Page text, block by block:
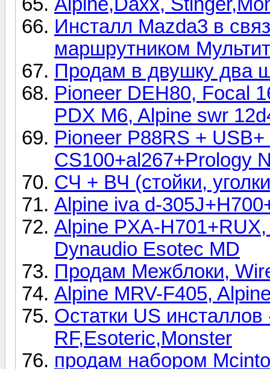
Инсталл Mazda3 в
маршрутником
Продам в двушку два
Pioneer DEH80, Focal
PDX M6, Alpine swr
Pioneer P88RS +
CS100+al267+Prology
СЧ + ВЧ (стойки,
Alpine iva d-
Alpine PXA-
Dynaudio Esotec MD
Продам Межблоки,
Alpine MRV-F405,
Остатки US
RF,Esoteric,Monster
продам набором